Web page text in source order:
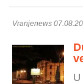
Vranjenews
U